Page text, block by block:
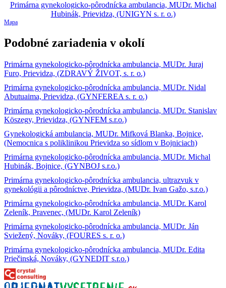
Mapa
Podobné zariadenia v okolí
Primárna gynekologicko-pôrodnícka ambulancia, MUDr. Juraj
Furo, Prievidza, (ZDRAVÝ ŽIVOT, s. r. o.)
Primárna gynekologicko-pôrodnícka ambulancia, MUDr. Nidal
Abutuaima, Prievidza, (GYNFEREA s. r. o.)
Primárna gynekologicko-pôrodnícka ambulancia, MUDr. Stanislav
Köszegy, Prievidza, (GYNFEM s.r.o.)
Gynekologická ambulancia, MUDr. Mifková Blanka, Bojnice,
(Nemocnica s poliklinikou Prievidza so sídlom v Bojniciach)
Primárna gynekologicko-pôrodnícka ambulancia, MUDr. Michal
Hubinák, Bojnice, (GYNBOJ s.r.o.)
Primárna gynekologicko-pôrodnícka ambulancia, ultrazvuk v
gynekológii a pôrodníctve, Prievidza, (MUDr. Ivan Gažo, s.r.o.)
Primárna gynekologicko-pôrodnícka ambulancia, MUDr. Karol
Zeleník, Pravenec, (MUDr. Karol Zeleník)
Primárna gynekologicko-pôrodnícka ambulancia, MUDr. Ján
Sviežený, Nováky, (FOURES s. r. o.)
Primárna gynekologicko-pôrodnícka ambulancia, MUDr. Edita
Priečinská, Nováky, (GYNEDIT s.r.o.)